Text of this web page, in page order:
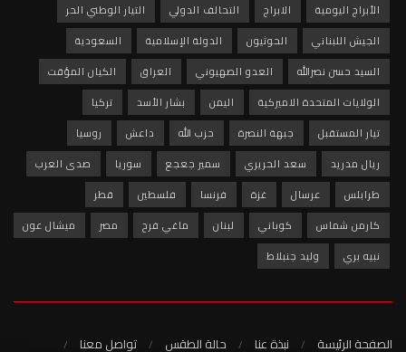
الأبراج اليومية
الابراج التحالف الدولي
التيار الوطني الحر
الجيش اللبناني
الحوثيون الدولة الإسلامية
السعودية
السيد حسن نصرالله
العدو الصهيوني العراق
الكيان المؤقت
الولايات المتحدة الاميركية
اليمن بشار الأسد
تركيا
تيار المستقبل
جبهة النصرة حزب الله داعش
روسيا
ريال مدريد
سعد الحريري سمير جعجع سوريا
صدى العرب
طرابلس
عرسال غزة فرنسا فلسطين
قطر
كارمن شماس
كوباني لبنان ماغي فرح مصر
ميشال عون
نبيه بري
وليد جنبلاط
الصفحة الرئيسة نبذة عنا حالة الطقس
تواصل معنا